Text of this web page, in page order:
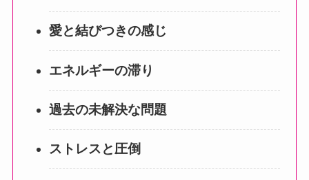
愛と結びつきの感じ
エネルギーの滞り
過去の未解決な問題
ストレスと圧倒